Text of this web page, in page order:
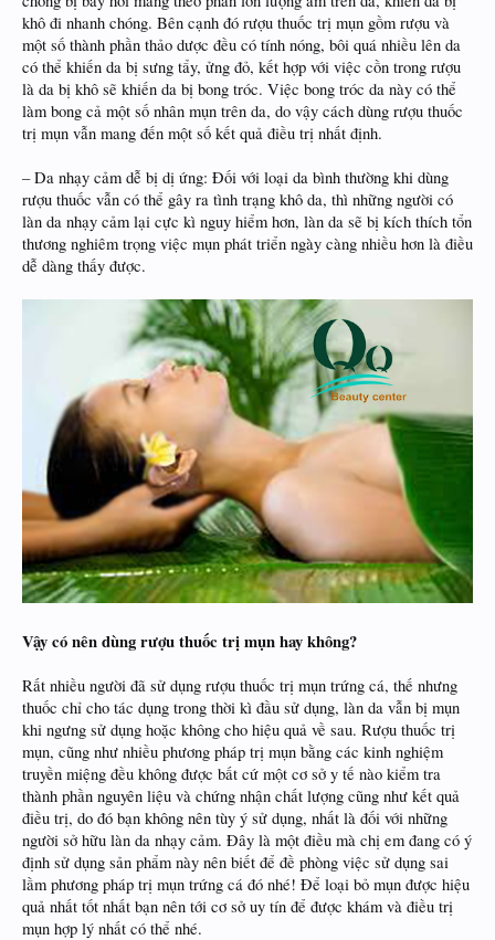
khô đi nhanh chóng. Bên cạnh đó rượu thuốc trị mụn gồm rượu và
một số thành phần thảo dược đều có tính nóng, bôi quá nhiều lên da
có thể khiến da bị sưng tẩy, ửng đỏ, kết hợp với việc cồn trong rượu
là da bị khô sẽ khiến da bị bong tróc. Việc bong tróc da này có thể
làm bong cả một số nhân mụn trên da, do vậy cách dùng rượu thuốc
trị mụn vẫn mang đến một số kết quả điều trị nhất định.
– Da nhạy cảm dễ bị dị ứng: Đối với loại da bình thường khi dùng
rượu thuốc vẫn có thể gây ra tình trạng khô da, thì những người có
làn da nhạy cảm lại cực kì nguy hiểm hơn, làn da sẽ bị kích thích tổn
thương nghiêm trọng việc mụn phát triển ngày càng nhiều hơn là điều
dễ dàng thấy được.
Vậy có nên dùng rượu thuốc trị mụn hay không?
Rất nhiều người đã sử dụng rượu thuốc trị mụn trứng cá, thế nhưng
thuốc chỉ cho tác dụng trong thời kì đầu sử dụng, làn da vẫn bị mụn
khi ngưng sử dụng hoặc không cho hiệu quả về sau. Rượu thuốc trị
mụn, cũng như nhiều phương pháp trị mụn bằng các kinh nghiệm
truyền miệng đều không được bất cứ một cơ sở y tế nào kiểm tra
thành phần nguyên liệu và chứng nhận chất lượng cũng như kết quả
điều trị, do đó bạn không nên tùy ý sử dụng, nhất là đối với những
người sở hữu làn da nhạy cảm. Đây là một điều mà chị em đang có ý
định sử dụng sản phẩm này nên biết để đề phòng việc sử dụng sai
lầm phương pháp trị mụn trứng cá đó nhé! Để loại bỏ mụn được hiệu
quả nhất tốt nhất bạn nên tới cơ sở uy tín để được khám và điều trị
mụn hợp lý nhất có thể nhé.